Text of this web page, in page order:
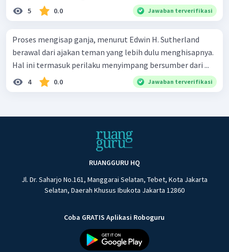
5 0.0 Jawaban terverifikasi
Proses mengisap ganja, menurut Edwin H. Sutherland
berawal dari ajakan teman yang lebih dulu menghisapnya.
Hal ini termasuk perilaku menyimpang bersumber dari ...
4 0.0 Jawaban terverifikasi
RUANGGURU HQ
Jl. Dr. Saharjo No.161, Manggarai Selatan, Tebet, Kota Jakarta
Selatan, Daerah Khusus Ibukota Jakarta 12860
Coba GRATIS Aplikasi Roboguru